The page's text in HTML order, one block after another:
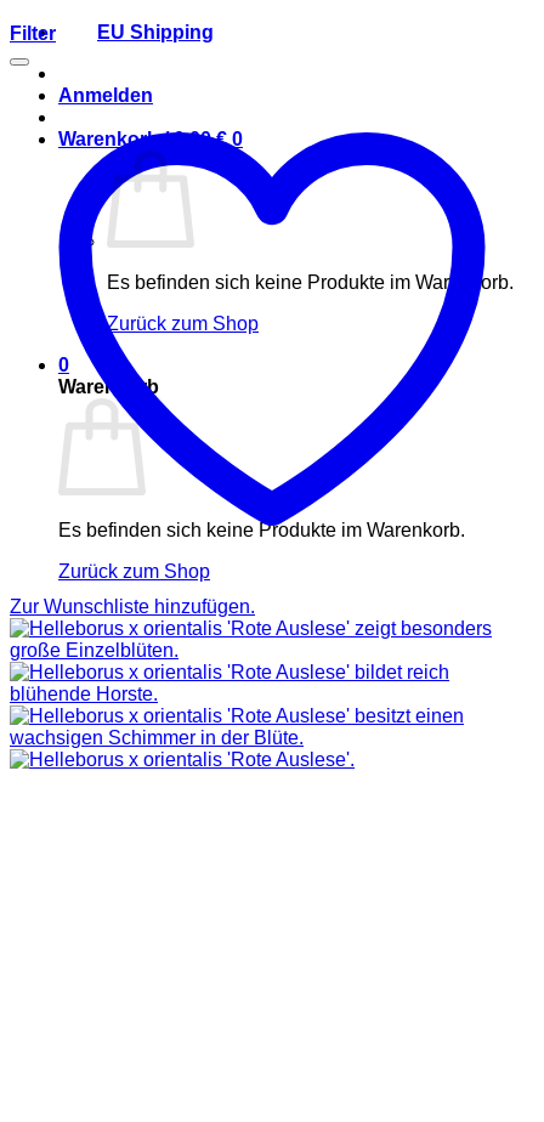
EU Shipping
Anmelden
Warenkorb /0,00€ 0
Es befinden sich keine Produkte im Warenkorb.
Zurück zum Shop
0
Warenkorb
Es befinden sich keine Produkte im Warenkorb.
Zurück zum Shop
Filter
Zur Wunschliste hinzufügen.